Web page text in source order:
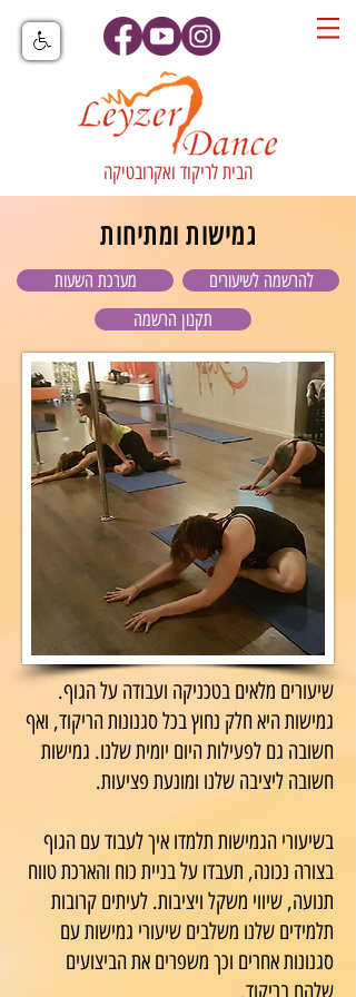
הבית לריקוד ואקרובטיקה
גמישות ומתיחות
מערכת השעות
להרשמה לשיעורים
תקנון הרשמה
שיעורים מלאים בטכניקה ועבודה על הגוף.
גמישות היא חלק נחוץ בכל סגנונות הריקוד, ואף
חשובה גם לפעילות היום יומית שלנו. גמישות
חשובה ליציבה שלנו ומונעת פציעות.
בשיעורי הגמישות תלמדו איך לעבוד עם הגוף
בצורה נכונה, תעבדו על בניית כוח והארכת טווח
תנועה, שיווי משקל ויציבות. לעיתים קרובות
תלמידים שלנו משלבים שיעורי גמישות עם
סגנונות אחרים וכך משפרים את הביצועים
שלהם בריקוד.